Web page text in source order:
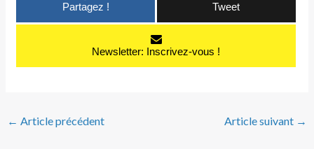
Partagez ! Tweet
Newsletter: Inscrivez-vous !
← Article précédent Article suivant →